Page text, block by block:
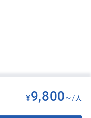
¥9,800~/ 人
バリ島オプショナルツアー>